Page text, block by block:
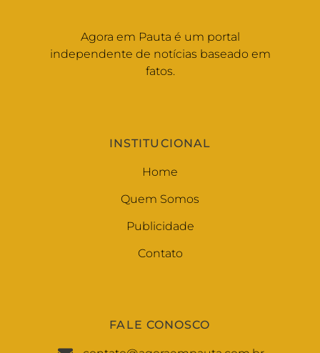
Agora em Pauta é um portal
independente de notícias baseado em
fatos.
INSTITUCIONAL
Home
Quem Somos
Publicidade
Contato
FALE CONOSCO